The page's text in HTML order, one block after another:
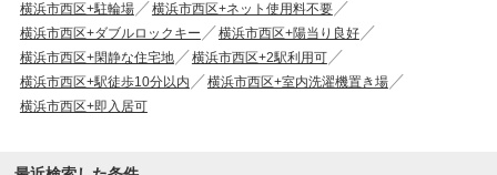
横浜市西区+駐輪場
横浜市西区+ネット使用料不要
横浜市西区+ダブルロックキー
横浜市西区+陽当り良好
横浜市西区+閑静な住宅地
横浜市西区+2駅利用可
横浜市西区+駅徒歩10分以内
横浜市西区+室内洗濯機置き場
横浜市西区+即入居可